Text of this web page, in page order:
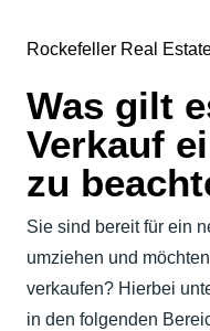
Rockefeller Real
Was gilt
Verkauf
zu
Sie sind bereit für ein
umziehen und
verkaufen? Hierbei
in den folgenden